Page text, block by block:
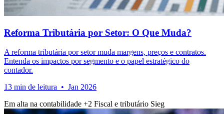
Reforma Tributária por Setor: O Que Muda?
A reforma tributária por setor muda margens, preços e contratos.
Entenda os impactos por segmento e o papel estratégico do
contador.
13 min de leitura • Jan 2026
Em alta na contabilidade +2 Fiscal e tributário Sieg